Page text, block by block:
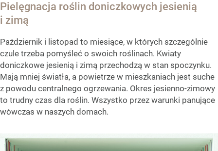
Pielęgnacja roślin doniczkowych jesienią
i zimą
Październik i listopad to miesiące, w których szczególnie
czule trzeba pomyśleć o swoich roślinach. Kwiaty
doniczkowe jesienią i zimą przechodzą w stan spoczynku.
Mają mniej światła, a powietrze w mieszkaniach jest suche
z powodu centralnego ogrzewania. Okres jesienno-zimowy
to trudny czas dla roślin. Wszystko przez warunki panujące
wówczas w naszych domach.